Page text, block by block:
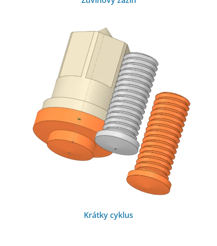
Krátky cyklus